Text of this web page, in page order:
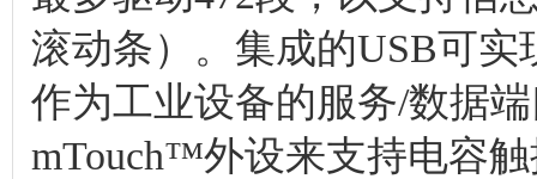
滚动条）。集成的USB可
作为工业设备的服务/数据
mTouch™外设来支持电容